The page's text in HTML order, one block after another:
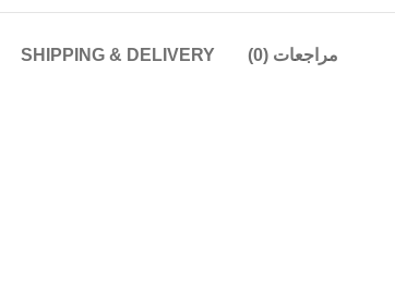
مراجعات (0) SHIPPING & DELIVERY